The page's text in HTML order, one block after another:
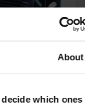
About
which ones